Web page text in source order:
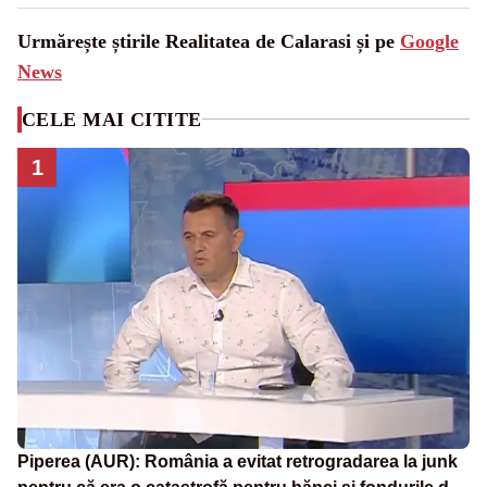
Urmărește știrile Realitatea de Calarasi și pe Google
News
CELE MAI CITITE
1
Piperea (AUR): România a evitat retrogradarea la junk